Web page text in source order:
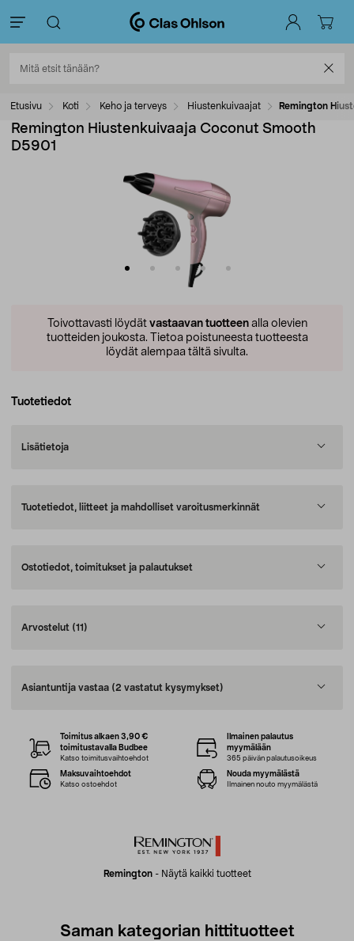
Etusivu Koti Keho ja terveys Hiustenkuivaajat Remington
Remington Hiustenkuivaaja Coconut Smooth
D5901
Toivottavasti löydät vastaavan tuotteenalla olevien
tuotteiden joukosta. Tietoa poistuneesta tuotteesta
löydät alempaa tältä sivulta.
Tuotetiedot
Lisätietoja
Tuotetiedot, liitteet ja mahdolliset varoitusmerkinnät
Ostotiedot, toimitukset ja palautukset
Arvostelut (11)
Asiantuntija vastaa (2 vastatut kysymykset)
Remington- Näytä kaikki tuotteet
Toimitus alkaen 3,90 €
toimitustavalla Budbee
Katso toimitusvaihtoehdot
Ilmainen palautus
myymälään
365 päivän palautusoikeus
Maksuvaihtoehdot
Katso ostoehdot
Nouda myymälästä
Ilmainen nouto myymälästä
Saman kategorian hittituotteet